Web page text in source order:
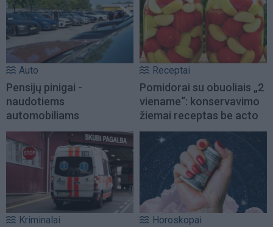
Auto
Pensijų pinigai -
naudotiems
automobiliams
Receptai
Pomidorai su obuoliais „2
viename“: konservavimo
žiemai receptas be acto
Kriminalai Horoskopai